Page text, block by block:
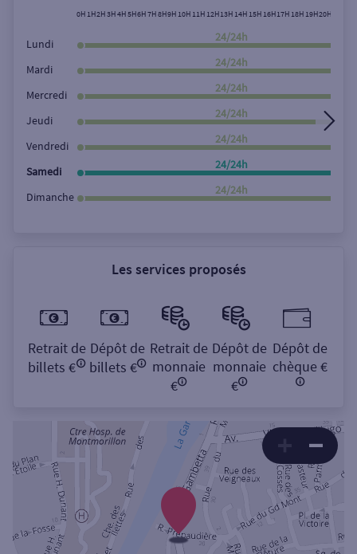
Rue0H 1H2H3H4H5H6H7H8H9H 10H 11H 12H13H 14H 15H 16H17H 18H 19H20H
Lundi
24/24h
Mardi
24/24h
Mercredi
24/24h
Jeudi
24/24h
Vendredi
24/24h
Samedi
24/24h
Dimanche
24/24h
Les services proposés
Retrait de
billets €
Dépôt de
billets €
Retrait de
monnaie
€
Dépôt de
monnaie
€
Dépôt de
chèque €